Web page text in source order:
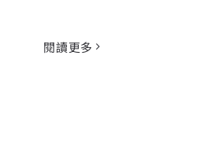
閱讀更多